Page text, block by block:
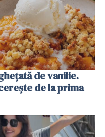
de vanilie.
de la prima